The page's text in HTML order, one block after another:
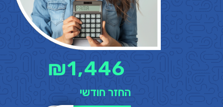
1,446
₪
החזר חודשי